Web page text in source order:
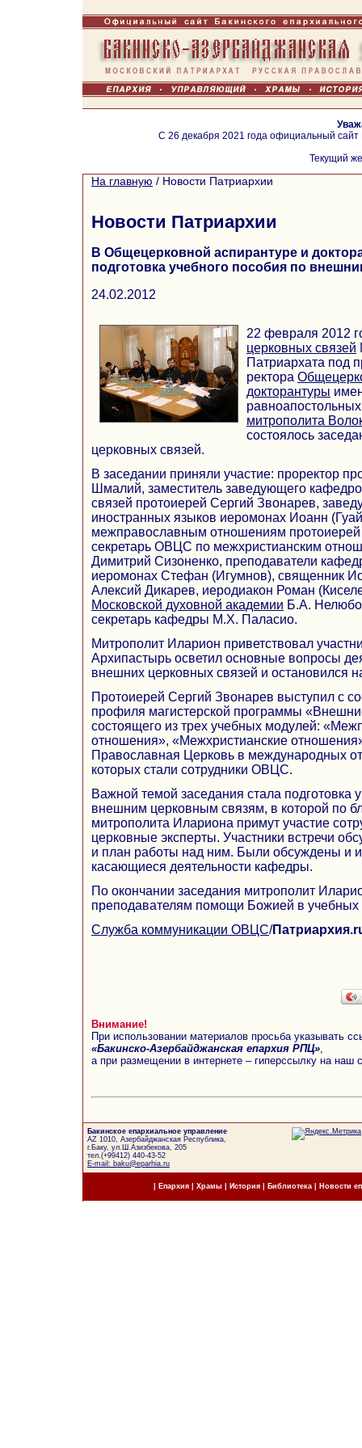
С 26 декабря 2021 года официальный
Текущий
На главную / Новости Патриархии
Новости Патриархии
В Общецерковной аспирантуре и
подготовка учебного пособия по
24.02.2012
22 февраля 2012
церковных связей
Патриархата под
ректора
докторантуры
митрополита
состоялось
церковных связей.
В заседании приняли участие: проректор
Шмалий, заместитель заведующего
связей протоиерей Сергий Звонарев,
иностранных языков иеромонах Иоанн
межправославным отношениям протоиерей
секретарь ОВЦС по межхристианским
Димитрий Сизоненко, преподаватели
иеромонах Стефан (Игумнов), священник
Алексий Дикарев, иеродиакон Роман
Московской духовной академии Б.А.
секретарь кафедры М.Х. Паласио.
Митрополит Иларион приветствовал
Архипастырь осветил основные вопросы
внешних церковных связей и остановился
Протоиерей Сергий Звонарев выступил с
профиля магистерской программы
состоящего из трех учебных модулей:
отношения», «Межхристианские
Православная Церковь в международных
которых стали сотрудники ОВЦС.
Важной темой заседания стала подготовка
внешним церковным связям, в которой по
митрополита Илариона примут участие
церковные эксперты. Участники встречи
и план работы над ним. Были обсуждены и
касающиеся деятельности кафедры.
По окончании заседания митрополит
преподавателям помощи Божией в учебных
Служба коммуникации ОВЦС/
Внимание!
При использовании материалов просьба указывать
«Бакинско-Азербайджанская епархия РПЦ»
а при размещении в интернете – гиперссылку на наш
Бакинское епархиальное управление
AZ 1010, Азербайджанская Республика,
г.Баку, ул.Ш.Азизбекова, 205
тел.(+99412) 440-43-52
E-mail: baku@eparhia.ru
Епархия| Храмы История| Библиотека Новости